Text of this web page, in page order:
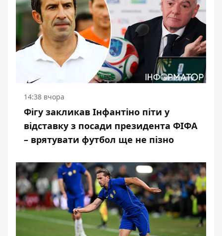
14:38 вчора
Фігу закликав Інфантіно піти у
відставку з посади президента ФІФА
– врятувати футбол ще не пізно